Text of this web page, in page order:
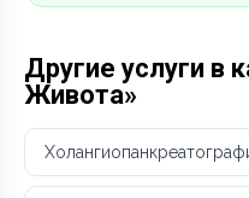
Другие услуги в
Живота»